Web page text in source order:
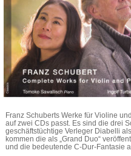
Franz Schuberts Werke für Violine
auf zwei CDs passt. Es sind die drei
geschäftstüchtige Verleger Diabelli
kommen die als „Grand Duo“
und die bedeutende C-Dur-Fantasie